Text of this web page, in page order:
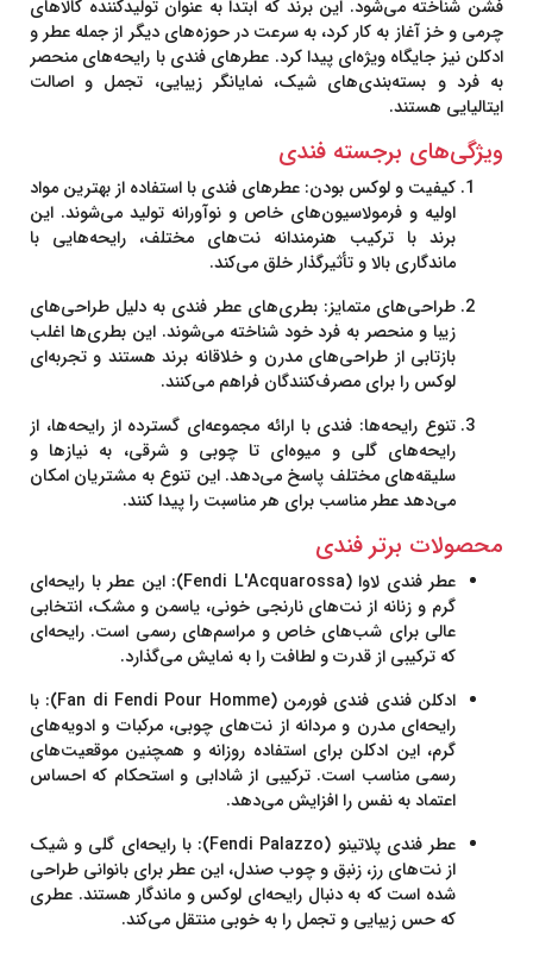
فشن شناخته می‌شود. این برند که ابتدا به عنوان تولیدکننده کالاهای
چرمی و خز آغاز به کار کرد، به سرعت در حوزه‌های دیگر از جمله عطر و
ادکلن نیز جایگاه ویژه‌ای پیدا کرد. عطرهای فندی با رایحه‌های منحصر
به فرد و بسته‌بندی‌های شیک، نمایانگر زیبایی، تجمل و اصالت
ایتالیایی هستند.
ویژگی‌های برجسته فندی
کیفیت و لوکس بودن: عطرهای فندی با استفاده از بهترین مواد
اولیه و فرمولاسیون‌های خاص و نوآورانه تولید می‌شوند. این
برند با ترکیب هنرمندانه نت‌های مختلف، رایحه‌هایی با
ماندگاری بالا و تأثیرگذار خلق می‌کند.
طراحی‌های متمایز: بطری‌های عطر فندی به دلیل طراحی‌های
زیبا و منحصر به فرد خود شناخته می‌شوند. این بطری‌ها اغلب
بازتابی از طراحی‌های مدرن و خلاقانه برند هستند و تجربه‌ای
لوکس را برای مصرف‌کنندگان فراهم می‌کنند.
تنوع رایحه‌ها: فندی با ارائه مجموعه‌ای گسترده از رایحه‌ها، از
رایحه‌های گلی و میوه‌ای تا چوبی و شرقی، به نیازها و
سلیقه‌های مختلف پاسخ می‌دهد. این تنوع به مشتریان امکان
می‌دهد عطر مناسب برای هر مناسبت را پیدا کنند.
محصولات برتر فندی
عطر فندی لاوا (Fendi L'Acquarossa)
: این عطر با رایحه‌ای
گرم و زنانه از نت‌های نارنجی خونی، یاسمن و مشک، انتخابی
عالی برای شب‌های خاص و مراسم‌های رسمی است. رایحه‌ای
که ترکیبی از قدرت و لطافت را به نمایش می‌گذارد.
ادکلن فندی فندی فورمن (Fan di Fendi Pour Homme)
: با
رایحه‌ای مدرن و مردانه از نت‌های چوبی، مرکبات و ادویه‌های
گرم، این ادکلن برای استفاده روزانه و همچنین موقعیت‌های
رسمی مناسب است. ترکیبی از شادابی و استحکام که احساس
اعتماد به نفس را افزایش می‌دهد.
عطر فندی پلاتینو (Fendi Palazzo)
: با رایحه‌ای گلی و شیک
از نت‌های رز، زنبق و چوب صندل، این عطر برای بانوانی طراحی
شده است که به دنبال رایحه‌ای لوکس و ماندگار هستند. عطری
که حس زیبایی و تجمل را به خوبی منتقل می‌کند.